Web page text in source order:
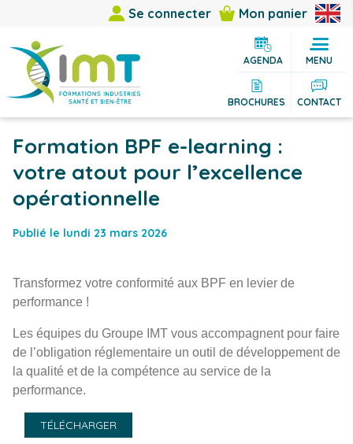
Se connecter Mon panier
MENU
AGENDA
BROCHURES CONTACT
Formation BPF e-learning :
votre atout pour l’excellence
opérationnelle
Publié le lundi 23 mars 2026
Transformez votre conformité aux BPF en levier de
performance !
Les équipes du Groupe IMT vous accompagnent pour faire
de l’obligation réglementaire un outil de développement de
la qualité et de la compétence au service de la
performance.
TÉLÉCHARGER